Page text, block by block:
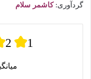
گردآوری: کاشمر سلام
2 1